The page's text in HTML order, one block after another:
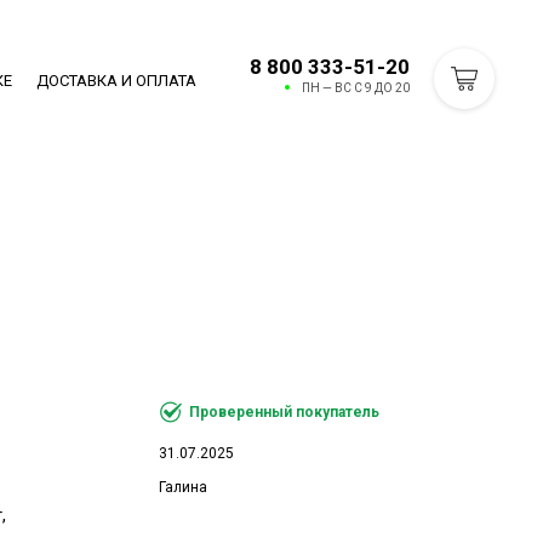
ДОСТАВКА И ОПЛАТА
8 800 333-51-20
ПН — ВС С 9 ДО 20
Проверенный покупатель
31.07.2025
Галина